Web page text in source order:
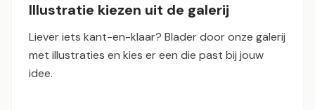
Illustratie kiezen uit de galerij
Liever iets kant-en-klaar? Blader door onze galerij
met illustraties en kies er een die past bij jouw
idee.